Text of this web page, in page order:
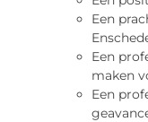
Een
Een
maken
Een